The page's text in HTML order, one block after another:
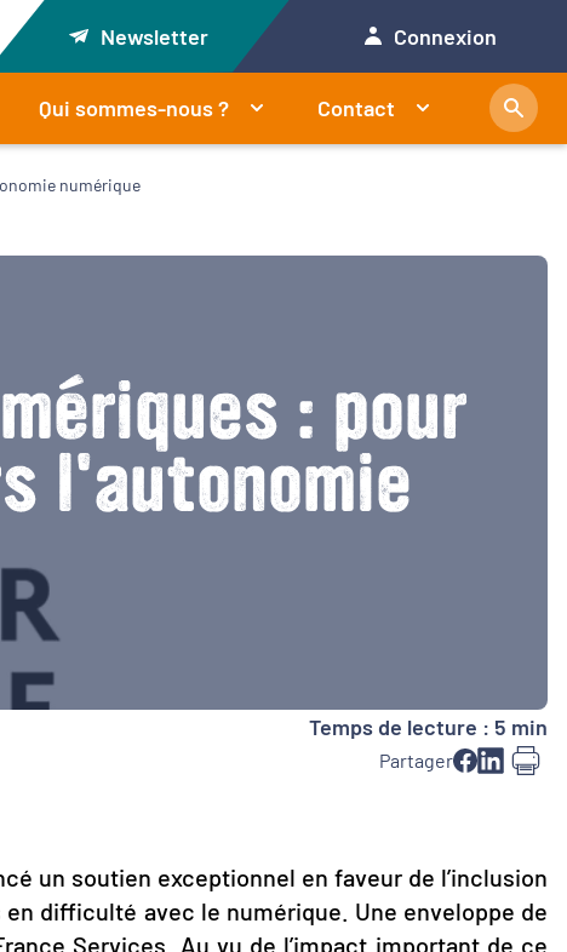
Newsletter Connexion
Qui sommes-nous ? Contact
numérique
: pour
l'autonomie
Temps de lecture : 5 min
Partager
un soutien exceptionnel en faveur de l’inclusion
difficulté avec le numérique. Une enveloppe de
Services. Au vu de l’impact important de ce